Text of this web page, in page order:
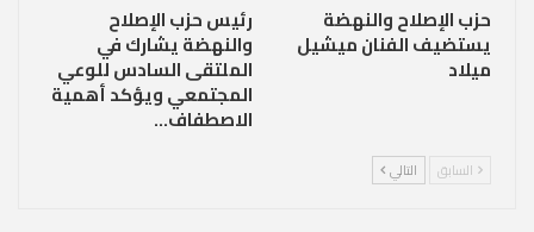
حزب الإصلاح والنهضة
يستضيف الفنان ميشيل
ميلاد
رئيس حزب الإصلاح
والنهضة يشارك في
الملتقى السادس للوعي
المجتمعي ويؤكد أهمية
الاصطفاف…
السابق التالي